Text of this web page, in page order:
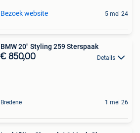
Bezoek website 5 mei 24
BMW 20" Styling 259 Sterspaak
€ 850,00 Details
Bredene 1 mei 26